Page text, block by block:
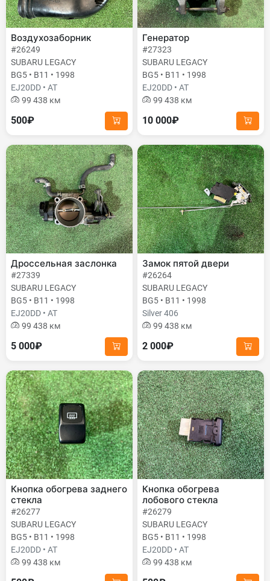
Воздухозаборник
#26249
SUBARU LEGACY
BG5 • B11 • 1998
EJ20DD • AT
99 438 км
500₽
Генератор
#27323
SUBARU LEGACY
BG5 • B11 • 1998
EJ20DD • AT
99 438 км
10 000₽
Дроссельная заслонка
#27339
SUBARU LEGACY
BG5 • B11 • 1998
EJ20DD • AT
99 438 км
5 000₽
Замок пятой двери
#26264
SUBARU LEGACY
BG5 • B11 • 1998
Silver 406
99 438 км
2 000₽
Кнопка обогрева заднего
стекла
#26277
SUBARU LEGACY
BG5 • B11 • 1998
EJ20DD • AT
99 438 км
Кнопка обогрева
лобового стекла
#26279
SUBARU LEGACY
BG5 • B11 • 1998
EJ20DD • AT
99 438 км